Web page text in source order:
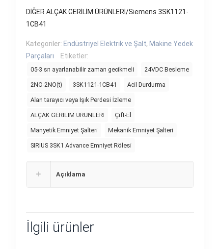
DİĞER ALÇAK GERİLİM ÜRÜNLERİ/Siemens 3SK1121-
1CB41
Kategoriler: Endüstriyel Elektrik ve Şalt, Makine Yedek
Parçaları
Etiketler:
05-3 sn ayarlanabilir zaman gecikmeli 24VDC Besleme
2NO-2NO(t) 3SK1121-1CB41 Acil Durdurma
Alan tarayıcı veya Işık Perdesi İzleme
ALÇAK GERİLİM ÜRÜNLERİ Çift-El
Manyetik Emniyet Şalteri Mekanik Emniyet Şalteri
SIRIUS 3SK1 Advance Emniyet Rölesi
Açıklama
İlgili ürünler